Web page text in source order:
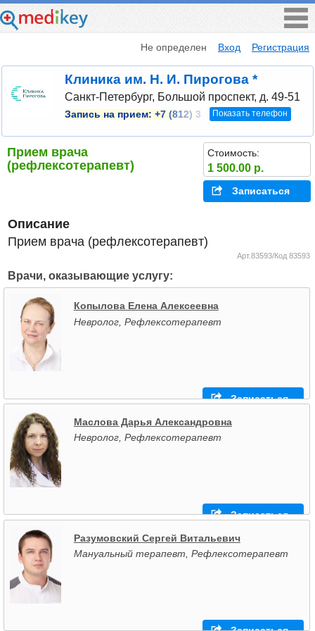
Не определен Вход Регистрация
Клиника им. Н. И. Пирогова *
Санкт-Петербург, Большой проспект, д. 49-51
Запись на прием: +7 (812) 3 Показать телефон
Прием врача
(рефлексотерапевт)
Стоимость:
1 500.00 р.
Записаться
Описание
Прием врача (рефлексотерапевт)
Арт.83593/Код 83593
Врачи, оказывающие услугу:
Копылова Елена Алексеевна
Невролог, Рефлексотерапевт
Записаться
Маслова Дарья Александровна
Невролог, Рефлексотерапевт
Записаться
Разумовский Сергей Витальевич
Мануальный терапевт, Рефлексотерапевт